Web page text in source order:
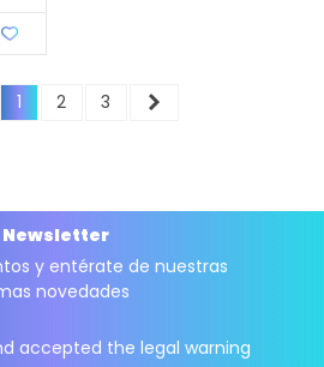
1 2 3
Newsletter
y entérate de nuestras
novedades
accepted the legal warning